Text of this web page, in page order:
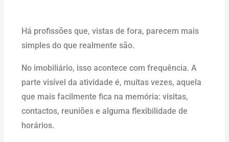
Há profissões que, vistas de fora, parecem mais
simples do que realmente são.
No imobiliário, isso acontece com frequência. A
parte visível da atividade é, muitas vezes, aquela
que mais facilmente fica na memória: visitas,
contactos, reuniões e alguma flexibilidade de
horários.